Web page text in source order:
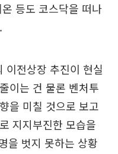
등도 코스닥을 떠나
이전상장 추진이 현실
이는 건 물론 벤처투
을 미칠 것으로 보고
지지부진한 모습을
을 벗지 못하는 상황